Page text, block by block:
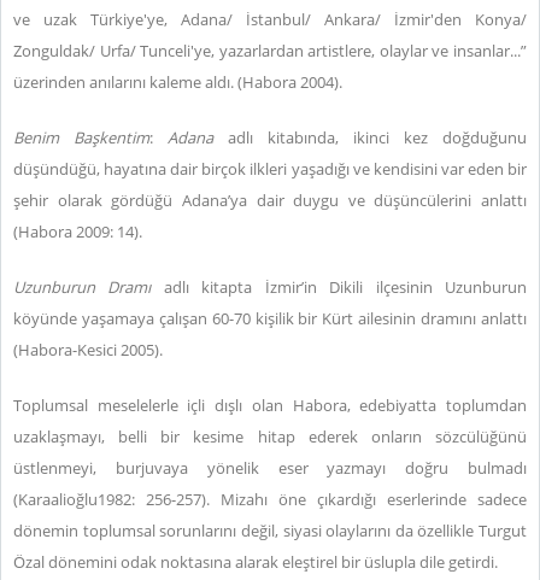
ve uzak Türkiye'ye, Adana/ İstanbul/ Ankara/ İzmir'den Konya/
Zonguldak/ Urfa/ Tunceli'ye, yazarlardan artistlere, olaylar ve insanlar...”
üzerinden anılarını kaleme aldı. (Habora 2004).
Benim Başkentim: Adanaadlı kitabında, ikinci kez doğduğunu
düşündüğü, hayatına dair birçok ilkleri yaşadığı ve kendisini var eden bir
şehir olarak gördüğü Adana’ya dair duygu ve düşüncülerini anlattı
(Habora 2009: 14).
Uzunburun Dramı adlı kitapta İzmir’in Dikili ilçesinin Uzunburun
köyünde yaşamaya çalışan 60-70 kişilik bir Kürt ailesinin dramını anlattı
(Habora-Kesici 2005).
Toplumsal meselelerle içli dışlı olan Habora, edebiyatta toplumdan
uzaklaşmayı, belli bir kesime hitap ederek onların sözcülüğünü
üstlenmeyi, burjuvaya yönelik eser yazmayı doğru bulmadı
(Karaalioğlu1982: 256-257). Mizahı öne çıkardığı eserlerinde sadece
dönemin toplumsal sorunlarını değil, siyasi olaylarını da özellikle Turgut
Özal dönemini odak noktasına alarak eleştirel bir üslupla dile getirdi.